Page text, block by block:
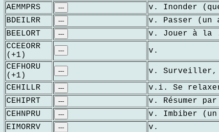
AEMMPRS
---
v. Inonder
BDEILRR
---
v. Passer (un
BEELORT
---
v. Jouer à
CCEEORR
(+1)
---
v.
CEFHORU
(+1)
---
v. Surveiller,
CEHILLR
---
v.i. Se
CEHIPRT
---
v. Résumer
CEHNPRU
---
v. Imbiber
EIMORRV
---
v.